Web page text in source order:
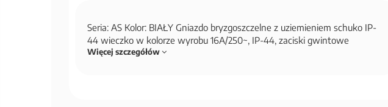
Seria: AS Kolor: BIAŁY Gniazdo bryzgoszczelne z uziemieniem schuko IP-
44 wieczko w kolorze wyrobu 16A/250~, IP-44, zaciski gwintowe
Więcej szczegółów